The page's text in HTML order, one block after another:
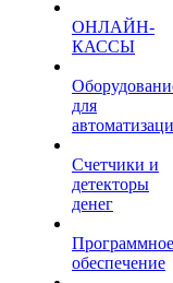
ОНЛАЙН-
КАССЫ
для
Счетчики и
детекторы
денег
Программное
обеспечение